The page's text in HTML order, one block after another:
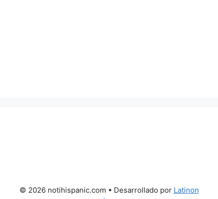
© 2026 notihispanic.com • Desarrollado por Latinon